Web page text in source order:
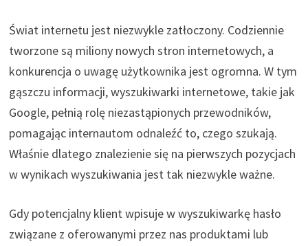
Świat internetu jest niezwykle zatłoczony. Codziennie
tworzone są miliony nowych stron internetowych, a
konkurencja o uwagę użytkownika jest ogromna. W tym
gąszczu informacji, wyszukiwarki internetowe, takie jak
Google, pełnią rolę niezastąpionych przewodników,
pomagając internautom odnaleźć to, czego szukają.
Właśnie dlatego znalezienie się na pierwszych pozycjach
w wynikach wyszukiwania jest tak niezwykle ważne.
Gdy potencjalny klient wpisuje w wyszukiwarkę hasło
związane z oferowanymi przez nas produktami lub